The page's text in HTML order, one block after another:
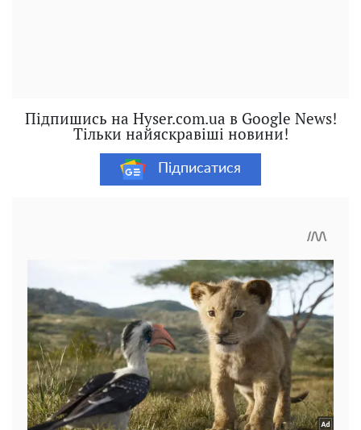
Підпишись на Hyser.com.ua в Google News!
Тільки найяскравіші новини!
Підписатися